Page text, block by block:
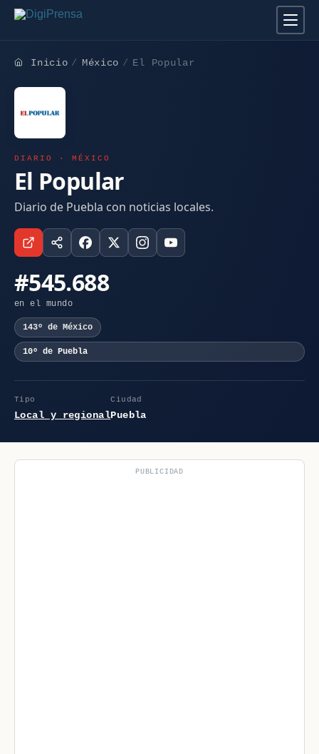
Inicio México El Popular
DIARIO · MÉXICO
El Popular
Diario de Puebla con noticias locales.
#545.688
en el mundo
143º de México
10º de Puebla
Tipo
Local y regional
Ciudad
Puebla
PUBLICIDAD